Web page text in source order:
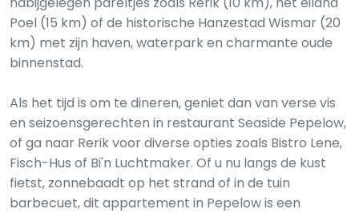
Poel (15 km) of de historische Hanzestad Wismar (20
km) met zijn haven, waterpark en charmante oude
binnenstad.
Als het tijd is om te dineren, geniet dan van verse vis
en seizoensgerechten in restaurant Seaside Pepelow,
of ga naar Rerik voor diverse opties zoals Bistro Lene,
Fisch-Hus of Bi'n Luchtmaker. Of u nu langs de kust
fietst, zonnebaadt op het strand of in de tuin
barbecuet, dit appartement in Pepelow is een